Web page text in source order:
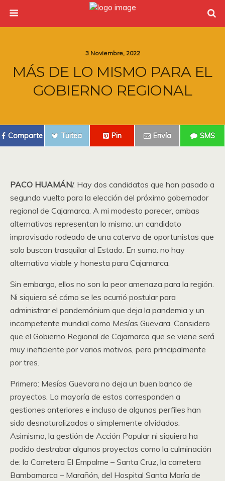
3 Noviembre, 2022
MÁS DE LO MISMO PARA EL
GOBIERNO REGIONAL
Comparte Tuitea Pin Envía SMS
PACO HUAMÁN/. Hay dos candidatos que han pasado a
segunda vuelta para la elección del próximo gobernador
regional de Cajamarca. A mi modesto parecer, ambas
alternativas representan lo mismo: un candidato
improvisado rodeado de una caterva de oportunistas que
solo buscan trasquilar al Estado. En suma: no hay
alternativa viable y honesta para Cajamarca.
Sin embargo, ellos no son la peor amenaza para la región.
Ni siquiera sé cómo se les ocurrió postular para
administrar el pandemónium que deja la pandemia y un
incompetente mundial como Mesías Guevara. Considero
que el Gobierno Regional de Cajamarca que se viene será
muy ineficiente por varios motivos, pero principalmente
por tres.
Primero: Mesías Guevara no deja un buen banco de
proyectos. La mayoría de estos corresponden a
gestiones anteriores e incluso de algunos perfiles han
sido desnaturalizados o simplemente olvidados.
Asimismo, la gestión de Acción Popular ni siquiera ha
podido destrabar algunos proyectos como la culminación
de: la Carretera El Empalme – Santa Cruz, la carretera
Bambamarca – Marañón, del Hospital Santa María de